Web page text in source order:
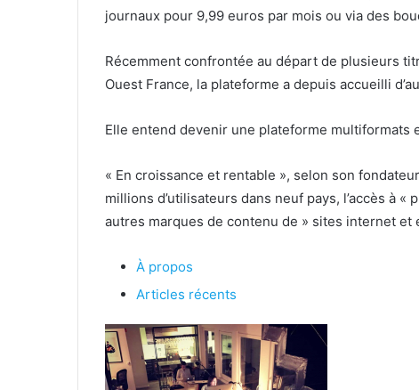
journaux pour 9,99 euros par mois ou via des
Récemment confrontée au départ de plusieurs
Ouest France, la plateforme a depuis accueilli
Elle entend devenir une plateforme multiformats
« En croissance et rentable », selon son
millions d’utilisateurs dans neuf pays, l’accès à
autres marques de contenu de » sites internet et
À propos
Articles récents